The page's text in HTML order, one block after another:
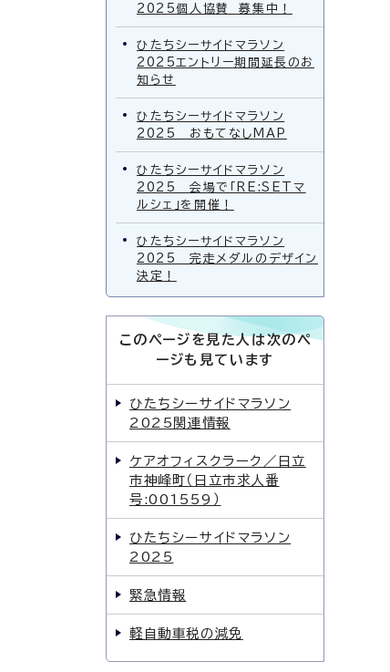
2025個人協賛 募集中！
ひたちシーサイドマラソン
2025エントリー期間延長のお
知らせ
ひたちシーサイドマラソン
2025 おもてなしMAP
ひたちシーサイドマラソン
2025 会場で「RE:SETマ
ルシェ」を開催！
ひたちシーサイドマラソン
2025 完走メダルのデザイン
決定！
このページを見た人は次のペ
ージも見ています
ひたちシーサイドマラソン
2025関連情報
ケアオフィスクラーク／日立
市神峰町（日立市求人番
号:001559）
ひたちシーサイドマラソン
2025
緊急情報
軽自動車税の減免